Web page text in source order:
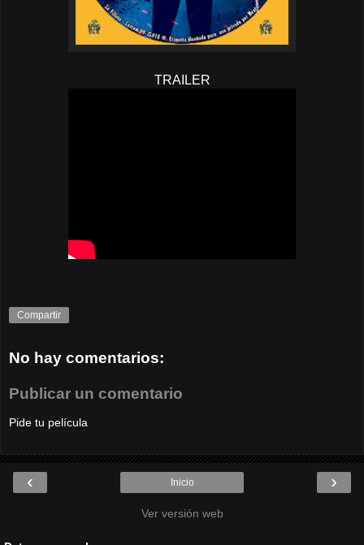
TRAILER
Compartir
No hay comentarios:
Publicar un comentario
Pide tu película
‹ ›
Inicio
Ver versión web